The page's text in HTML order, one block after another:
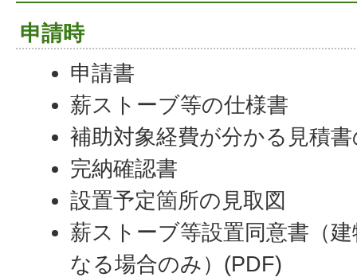
申請時
申請書
薪ストーブ等の仕様書
補助対象経費が分かる見積
完納確認書
設置予定箇所の見取図
薪ストーブ等設置同意書（
なる場合のみ）(PDF)